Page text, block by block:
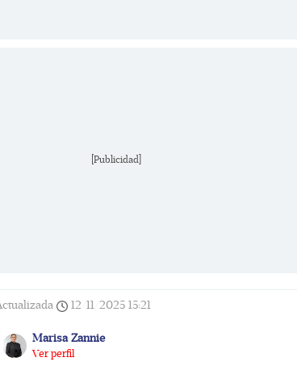
[Publicidad]
12/11/2025 15:21
Marisa Zannie
Ver perfil